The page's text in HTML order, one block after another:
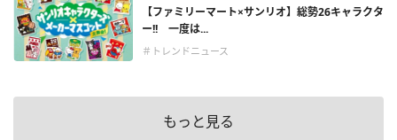
【ファミリーマート×サンリオ】総勢26キャラクタ
ー!! 一度は...
＃トレンドニュース
もっと見る